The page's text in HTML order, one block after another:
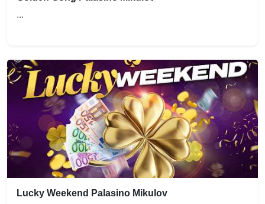
...
Lucky Weekend Palasino Mikulov